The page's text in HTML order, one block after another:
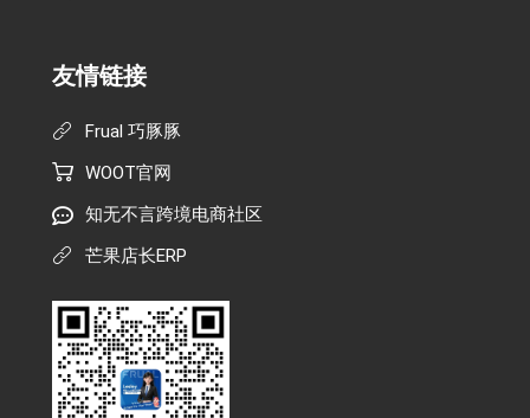
友情链接
Frual 巧豚豚
WOOT官网
知无不言跨境电商社区
芒果店长ERP